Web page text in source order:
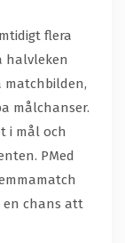
flera
halvleken
matchbilden,
målchanser.
i mål och
PMed
en chans att